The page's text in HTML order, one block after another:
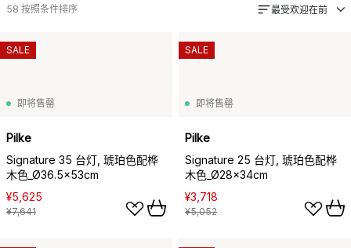
58 按照条件排序 最受欢迎在前
即将售罄
Pilke
Signature 35 台灯, 琥珀色配桦
木色_Ø36.5x53cm
¥5,625
¥7,641
SALE
即将售罄
Pilke
Signature 25 台灯, 琥珀色配桦
木色_Ø28x34cm
¥3,718
¥5,052
SALE